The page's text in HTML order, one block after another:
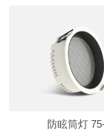
防眩筒灯